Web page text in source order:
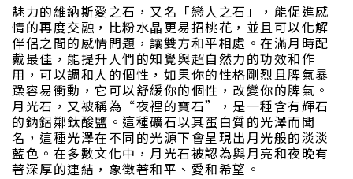
魅力的維納斯愛之石，又名「戀人之石」，能促進感
情的再度交融，比粉水晶更易招桃花，並且可以化解
伴侶之間的感情問題，讓雙方和平相處。在滿月時配
戴最佳，能提升人們的知覺與超自然力的功效和作
用，可以調和人的個性，如果你的性格剛烈且脾氣暴
躁容易衝動，它可以舒緩你的個性，改變你的脾氣。
月光石，又被稱為“夜裡的寶石”，是一種含有輝石
的鈉鋁鄰鈦酸鹽。這種礦石以其蛋白質的光澤而聞
名，這種光澤在不同的光源下會呈現出月光般的淡淡
藍色。在多數文化中，月光石被認為與月亮和夜晚有
著深厚的連結，象徵著和平、愛和希望。